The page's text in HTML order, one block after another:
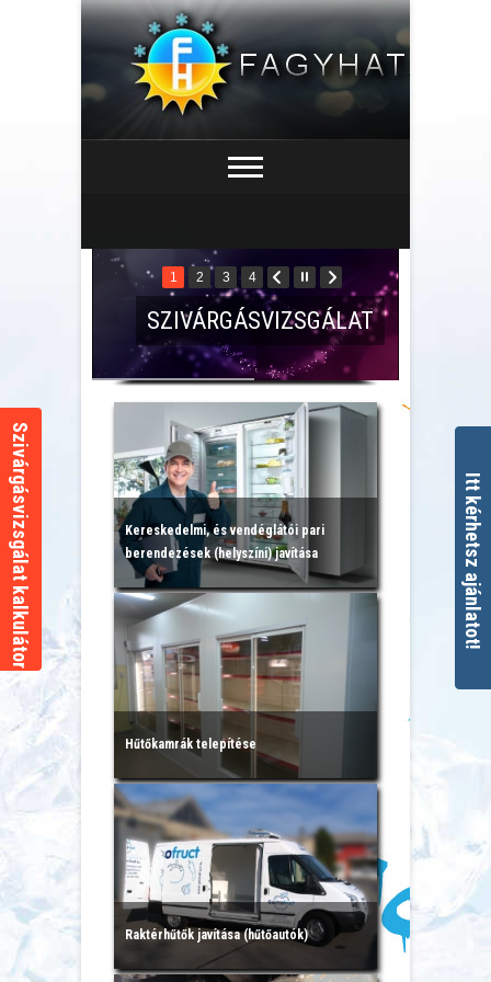
SZIVÁRGÁSVIZSGÁLAT
1 2 3 4
Kereskedelmi, és vendéglátói pari
berendezések (helyszíni) javítása
Hűtőkamrák telepítése
Raktérhűtők javítása (hűtőautók)
Itt kérhetsz ajánlatot!
Szivárgásvizsgálat kalkulátor